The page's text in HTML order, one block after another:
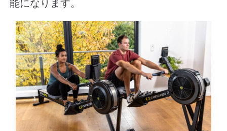
能になります。